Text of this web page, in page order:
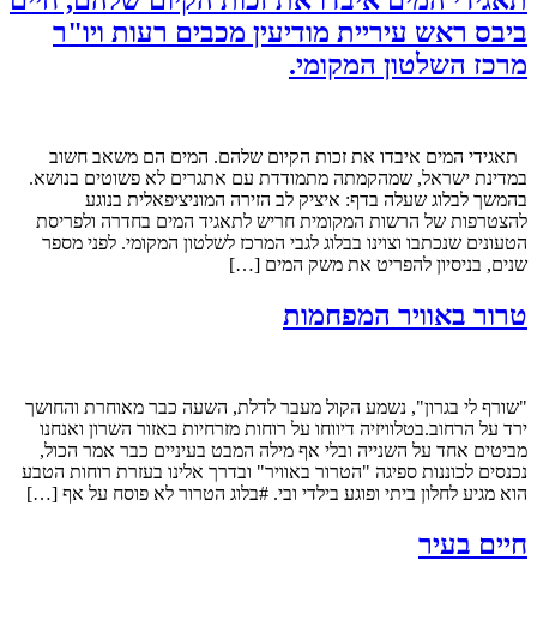
ביבס ראש עיריית מודיעין מכבים רעות ויו"ר
מרכז השלטון המקומי.
תאגידי המים איבדו את זכות הקיום שלהם. המים הם משאב חשוב
במדינת ישראל, שמהקמתה מתמודדת עם אתגרים לא פשוטים בנושא.
בהמשך לבלוג שעלה בדף: איציק לב הזירה המוניציפאלית בנוגע
להצטרפות של הרשות המקומית חריש לתאגיד המים בחדרה ולפריסת
הטעונים שנכתבו וצוינו בבלוג לגבי המרכז לשלטון המקומי. לפני מספר
שנים, בניסיון להפריט את משק המים […]
טרור באוויר המפחמות
"שורף לי בגרון", נשמע הקול מעבר לדלת, השעה כבר מאוחרת והחושך
ירד על הרחוב.בטלוויזיה דיווחו על רוחות מזרחיות באזור השרון ואנחנו
מביטים אחד על השנייה ובלי אף מילה המבט בעיניים כבר אמר הכול,
נכנסים לכוננות ספיגה "הטרור באוויר" ובדרך אלינו בעזרת רוחות הטבע
הוא מגיע לחלון ביתי ופוגע בילדי ובי. #בלוג הטרור לא פוסח על אף […]
חיים בעיר